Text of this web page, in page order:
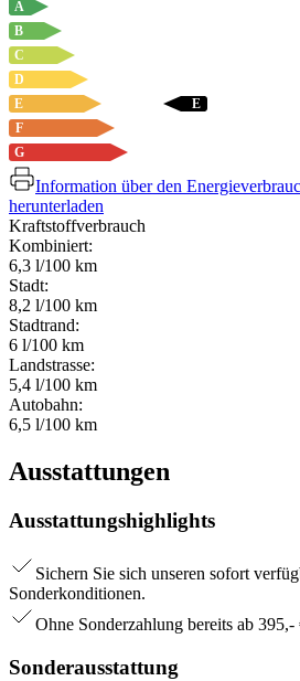
A
B
C
D
E
F
G
E
Information über den
herunterladen
Kraftstoffverbrauch
Kombiniert:
6,3 l/100 km
Stadt:
8,2 l/100 km
Stadtrand:
6 l/100 km
Landstrasse:
5,4 l/100 km
Autobahn:
6,5 l/100 km
Ausstattungen
Ausstattungshighlights
Sichern Sie sich unseren sofort
Sonderkonditionen.
Ohne Sonderzahlung bereits ab
Sonderausstattung